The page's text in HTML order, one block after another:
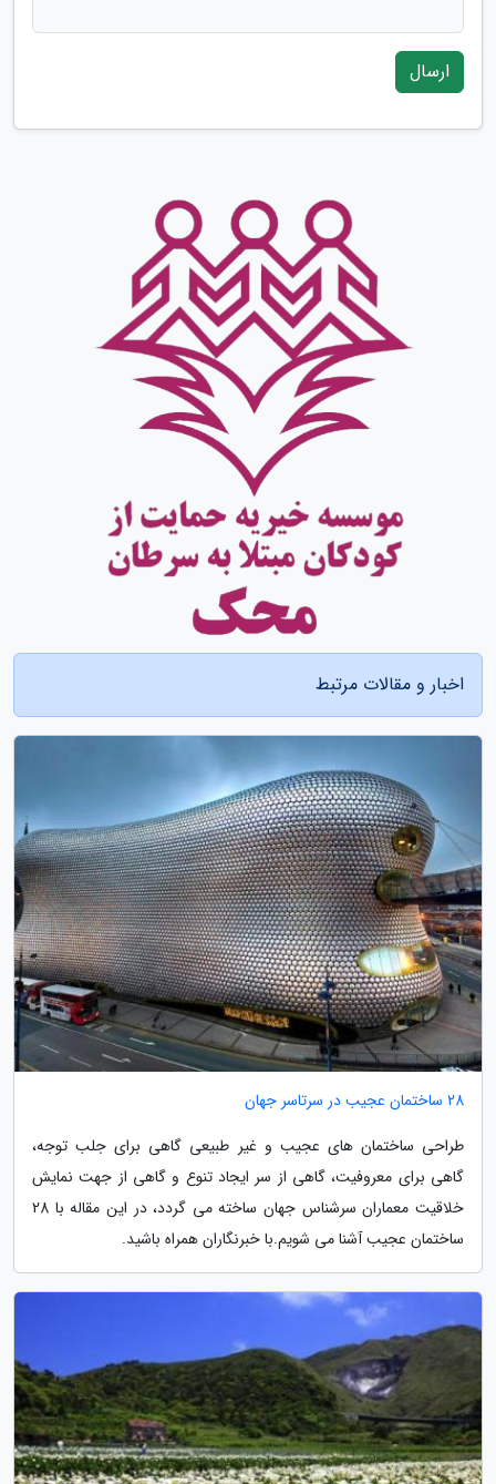
ارسال
اخبار و مقالات مرتبط
28 ساختمان عجیب در سرتاسر جهان
طراحی ساختمان های عجیب و غیر طبیعی گاهی برای جلب توجه،
گاهی برای معروفیت، گاهی از سر ایجاد تنوع و گاهی از جهت نمایش
خلاقیت معماران سرشناس جهان ساخته می گردد، در این مقاله با 28
ساختمان عجیب آشنا می شویم.با خبرنگاران همراه باشید.